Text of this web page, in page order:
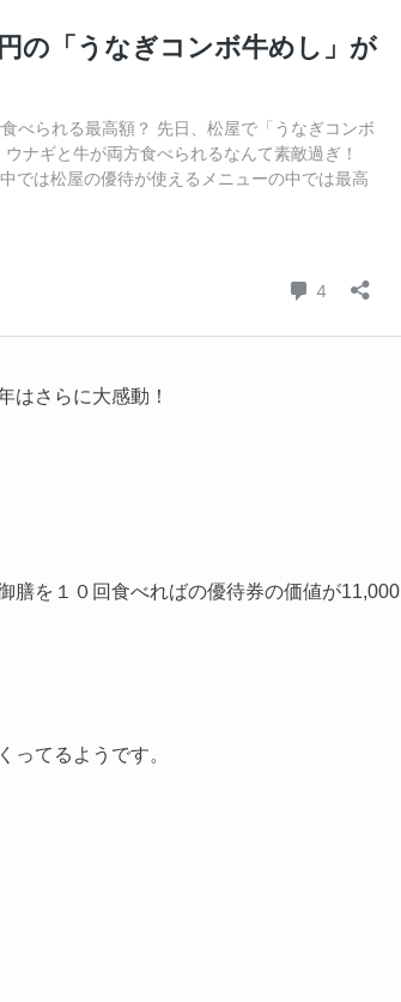
はさらに大感動！
膳を１０回食べればの優待券の価値が11,000
ってるようです。